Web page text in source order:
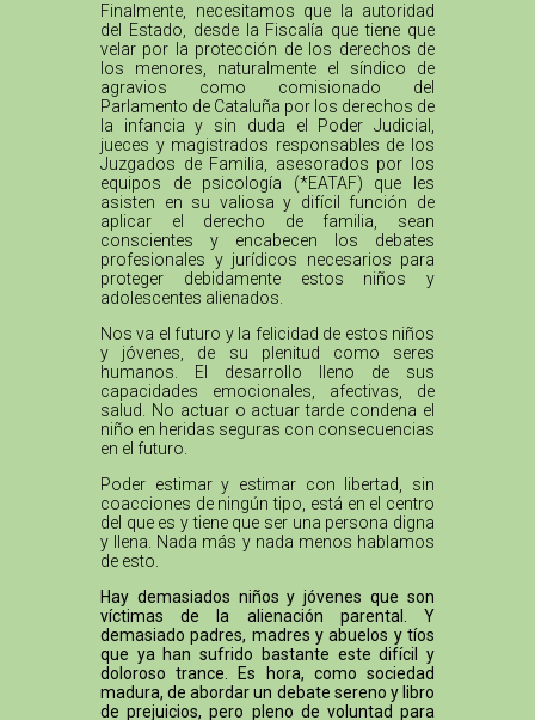
Finalmente, necesitamos que la autoridad
del Estado, desde la Fiscalía que tiene que
velar por la protección de los derechos de
los menores, naturalmente el síndico de
agravios como comisionado del
Parlamento de Cataluña por los derechos de
la infancia y sin duda el Poder Judicial,
jueces y magistrados responsables de los
Juzgados de Familia, asesorados por los
equipos de psicología (*EATAF) que les
asisten en su valiosa y difícil función de
aplicar el derecho de familia, sean
conscientes y encabecen los debates
profesionales y jurídicos necesarios para
proteger debidamente estos niños y
adolescentes alienados.
Nos va el futuro y la felicidad de estos niños
y jóvenes, de su plenitud como seres
humanos. El desarrollo lleno de sus
capacidades emocionales, afectivas, de
salud. No actuar o actuar tarde condena el
niño en heridas seguras con consecuencias
en el futuro.
Poder estimar y estimar con libertad, sin
coacciones de ningún tipo, está en el centro
del que es y tiene que ser una persona digna
y llena. Nada más y nada menos hablamos
de esto.
Hay demasiados niños y jóvenes que son
víctimas de la alienación parental. Y
demasiado padres, madres y abuelos y tíos
que ya han sufrido bastante este difícil y
doloroso trance. Es hora, como sociedad
madura, de abordar un debate sereno y libro
de prejuicios, pero pleno de voluntad para